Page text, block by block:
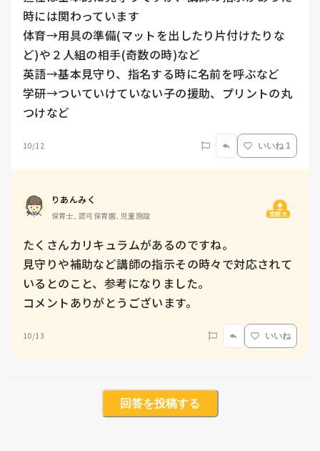
時には関わっています
体育→用具の準備(マットを出したり片付けたりな
ど)や２人組の相手(奇数の時)など
英語→基本見守り、指名する時に名前を呼ぶなど
学研→ついていけていない子の援助、プリントの丸
つけなど
10/12 いいね 1
りあんみく
保育士, 認可保育園, 児童施設 質問主
たくさんカリキュラムがあるのですね。
見守りや補助など講師の指示その時々で対応されて
いるとのこと、参考になりました。
コメントありがとうございます。
10/13 いいね
回答を投稿する